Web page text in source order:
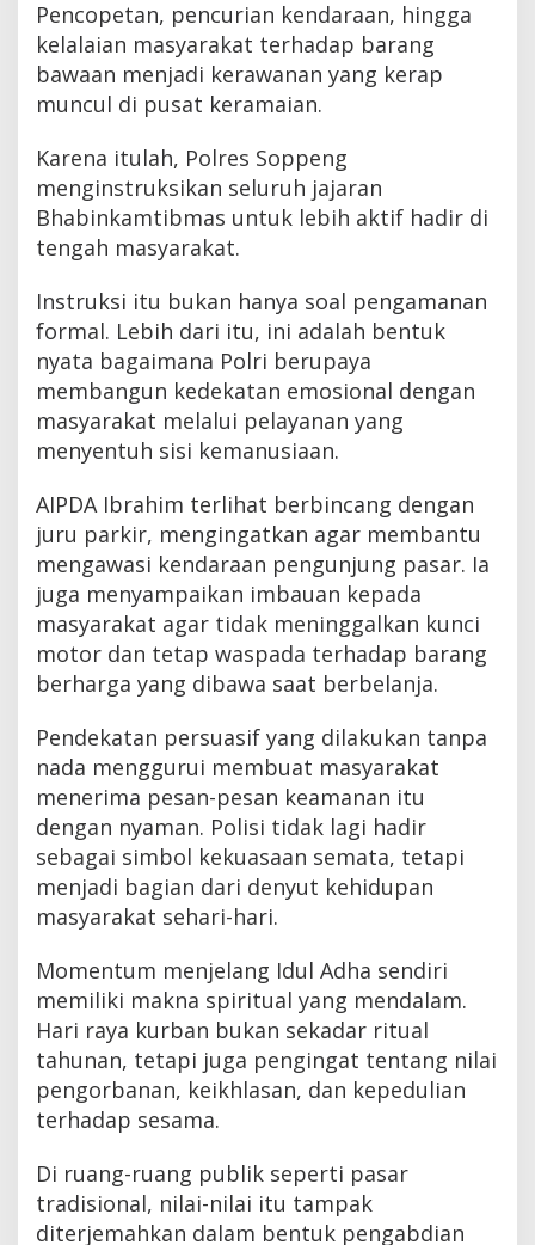
Pencopetan, pencurian kendaraan, hingga
kelalaian masyarakat terhadap barang
bawaan menjadi kerawanan yang kerap
muncul di pusat keramaian.
Karena itulah, Polres Soppeng
menginstruksikan seluruh jajaran
Bhabinkamtibmas untuk lebih aktif hadir di
tengah masyarakat.
Instruksi itu bukan hanya soal pengamanan
formal. Lebih dari itu, ini adalah bentuk
nyata bagaimana Polri berupaya
membangun kedekatan emosional dengan
masyarakat melalui pelayanan yang
menyentuh sisi kemanusiaan.
AIPDA Ibrahim terlihat berbincang dengan
juru parkir, mengingatkan agar membantu
mengawasi kendaraan pengunjung pasar. Ia
juga menyampaikan imbauan kepada
masyarakat agar tidak meninggalkan kunci
motor dan tetap waspada terhadap barang
berharga yang dibawa saat berbelanja.
Pendekatan persuasif yang dilakukan tanpa
nada menggurui membuat masyarakat
menerima pesan-pesan keamanan itu
dengan nyaman. Polisi tidak lagi hadir
sebagai simbol kekuasaan semata, tetapi
menjadi bagian dari denyut kehidupan
masyarakat sehari-hari.
Momentum menjelang Idul Adha sendiri
memiliki makna spiritual yang mendalam.
Hari raya kurban bukan sekadar ritual
tahunan, tetapi juga pengingat tentang nilai
pengorbanan, keikhlasan, dan kepedulian
terhadap sesama.
Di ruang-ruang publik seperti pasar
tradisional, nilai-nilai itu tampak
diterjemahkan dalam bentuk pengabdian